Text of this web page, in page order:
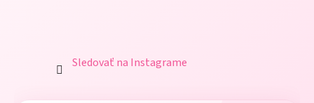
Sledovať na Instagrame